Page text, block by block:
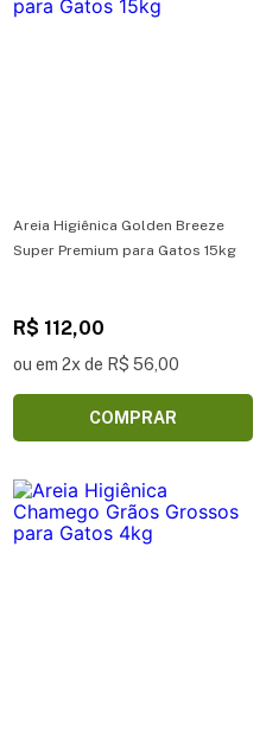
Areia Higiênica Golden Breeze
Super Premium para Gatos 15kg
R$ 112,00
ou em 2x de R$ 56,00
COMPRAR